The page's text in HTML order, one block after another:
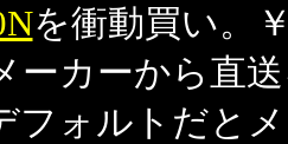
を衝動買い。
ーカーから直
ォルトだと